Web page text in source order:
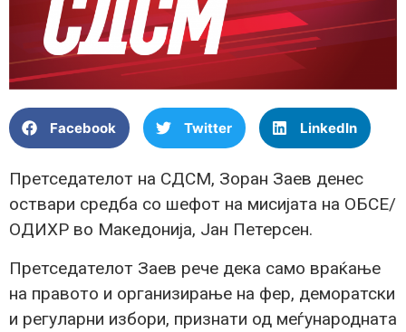
Facebook Twitter LinkedIn
Претседателот на СДСМ, Зоран Заев денес
оствари средба со шефот на мисијата на ОБСЕ/
ОДИХР во Македонија, Јан Петерсен.
Претседателот Заев рече дека само враќање
на правото и организирање на фер, деморатски
и регуларни избори, признати од меѓународната